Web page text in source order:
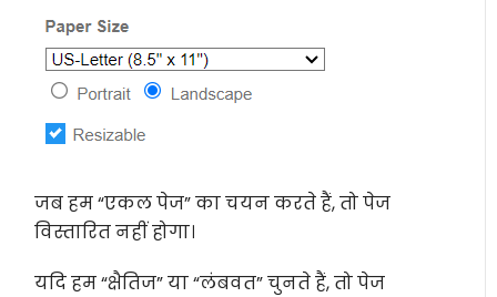
जब हम “एकल पेज” का चयन करते हैं, तो पेज
विस्तारित नहीं होगा।
यदि हम “क्षैतिज” या “लंबवत” चुनते हैं, तो पेज